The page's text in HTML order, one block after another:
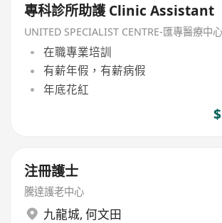
專科診所助護 Clinic Assistant
UNITED SPECIALIST CENTRE-匯專醫療中心
在職專業培訓
有薪年假，有薪病假
年底花紅
注冊護士
騰達護老中心
九龍城, 何文田